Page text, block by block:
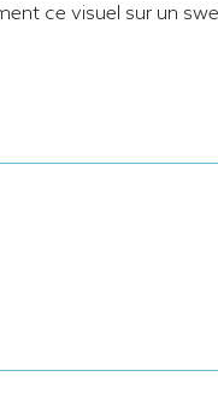
ce visuel sur un